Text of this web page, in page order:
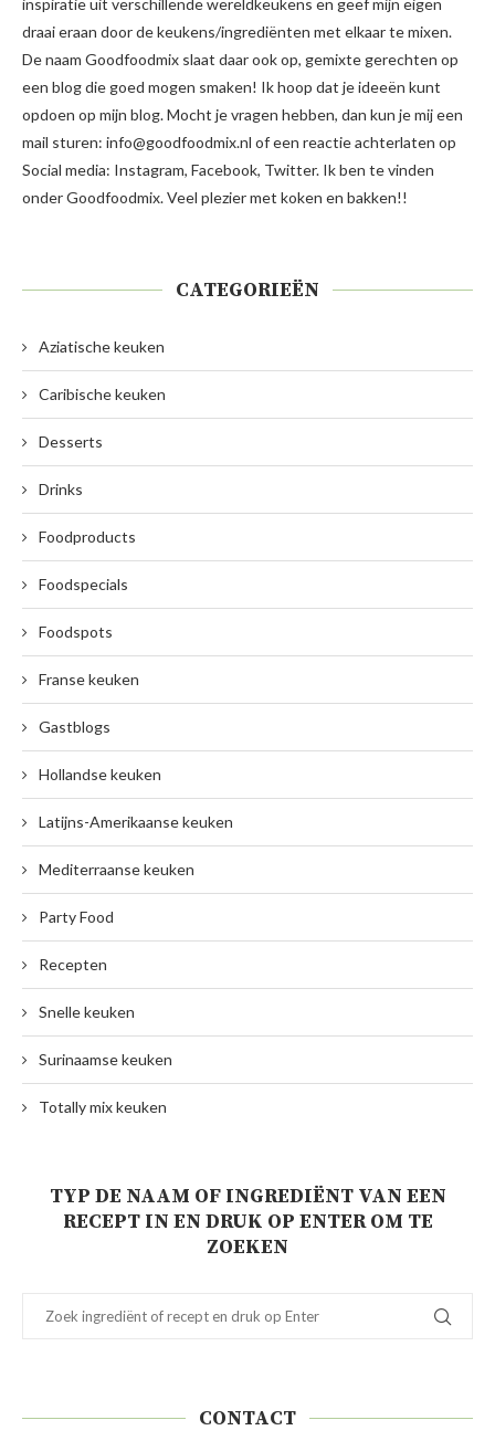
draai eraan door de keukens/ingrediënten met elkaar te mixen.
De naam Goodfoodmix slaat daar ook op, gemixte gerechten op
een blog die goed mogen smaken! Ik hoop dat je ideeën kunt
opdoen op mijn blog. Mocht je vragen hebben, dan kun je mij een
mail sturen: info@goodfoodmix.nl of een reactie achterlaten op
Social media: Instagram, Facebook, Twitter. Ik ben te vinden
onder Goodfoodmix. Veel plezier met koken en bakken!!
CATEGORIEËN
Aziatische keuken
Caribische keuken
Desserts
Drinks
Foodproducts
Foodspecials
Foodspots
Franse keuken
Gastblogs
Hollandse keuken
Latijns-Amerikaanse keuken
Mediterraanse keuken
Party Food
Recepten
Snelle keuken
Surinaamse keuken
Totally mix keuken
TYP DE NAAM OF INGREDIËNT VAN EEN
RECEPT IN EN DRUK OP ENTER OM TE
ZOEKEN
CONTACT